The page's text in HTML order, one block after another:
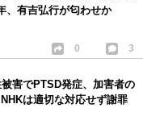
、有吉弘行が匂わせか
0 3
害でPTSD発症、加害者の
は適切な対応せず謝罪